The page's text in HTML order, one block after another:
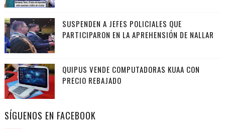
SUSPENDEN A JEFES POLICIALES QUE
PARTICIPARON EN LA APREHENSIÓN DE NALLAR
QUIPUS VENDE COMPUTADORAS KUAA CON
PRECIO REBAJADO
SÍGUENOS EN FACEBOOK